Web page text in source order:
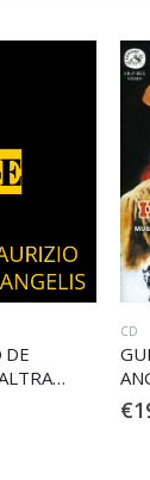
DE
VINILE
€